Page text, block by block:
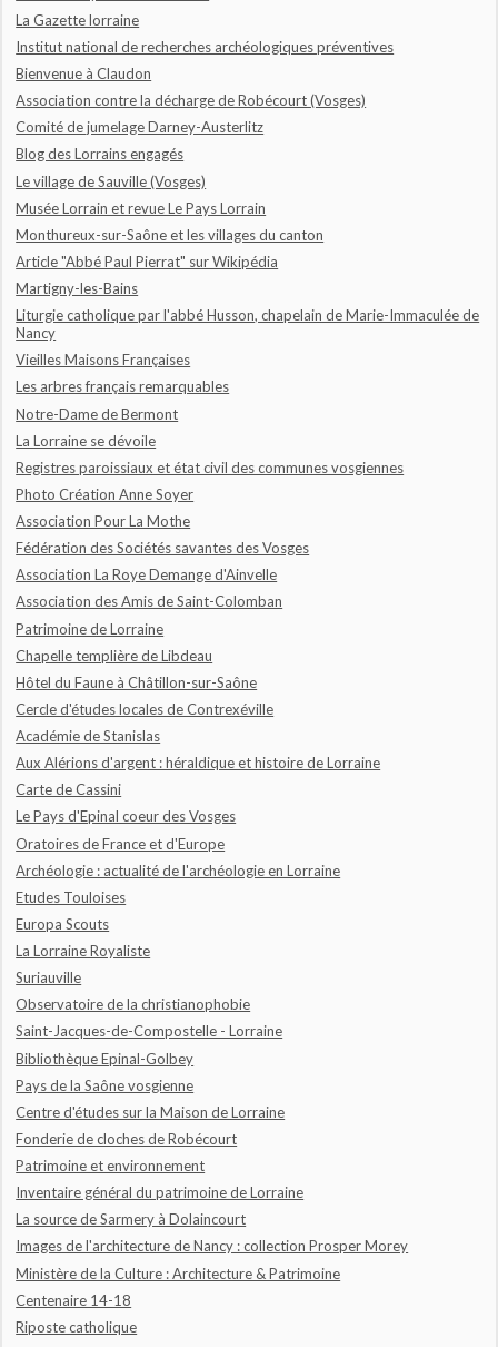
La Gazette lorraine
Institut national de recherches archéologiques préventives
Bienvenue à Claudon
Association contre la décharge de Robécourt (Vosges)
Comité de jumelage Darney-Austerlitz
Blog des Lorrains engagés
Le village de Sauville (Vosges)
Musée Lorrain et revue Le Pays Lorrain
Monthureux-sur-Saône et les villages du canton
Article "Abbé Paul Pierrat" sur Wikipédia
Martigny-les-Bains
Liturgie catholique par l'abbé Husson, chapelain de Marie-Immaculée de
Nancy
Vieilles Maisons Françaises
Les arbres français remarquables
Notre-Dame de Bermont
La Lorraine se dévoile
Registres paroissiaux et état civil des communes vosgiennes
Photo Création Anne Soyer
Association Pour La Mothe
Fédération des Sociétés savantes des Vosges
Association La Roye Demange d'Ainvelle
Association des Amis de Saint-Colomban
Patrimoine de Lorraine
Chapelle templière de Libdeau
Hôtel du Faune à Châtillon-sur-Saône
Cercle d'études locales de Contrexéville
Académie de Stanislas
Aux Alérions d'argent : héraldique et histoire de Lorraine
Carte de Cassini
Le Pays d'Epinal coeur des Vosges
Oratoires de France et d'Europe
Archéologie : actualité de l'archéologie en Lorraine
Etudes Touloises
Europa Scouts
La Lorraine Royaliste
Suriauville
Observatoire de la christianophobie
Saint-Jacques-de-Compostelle - Lorraine
Bibliothèque Epinal-Golbey
Pays de la Saône vosgienne
Centre d'études sur la Maison de Lorraine
Fonderie de cloches de Robécourt
Patrimoine et environnement
Inventaire général du patrimoine de Lorraine
La source de Sarmery à Dolaincourt
Images de l'architecture de Nancy : collection Prosper Morey
Ministère de la Culture : Architecture & Patrimoine
Centenaire 14-18
Riposte catholique